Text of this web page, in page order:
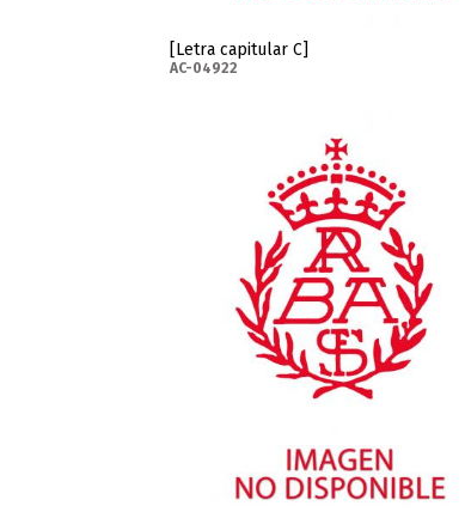
[Letra capitular C]
AC-04922